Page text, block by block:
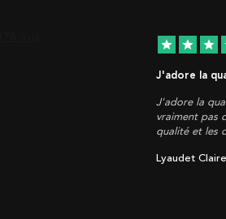
star star star
J'adore la
J'adore la
vraiment pas
qualité et les
Lyaudet Claire